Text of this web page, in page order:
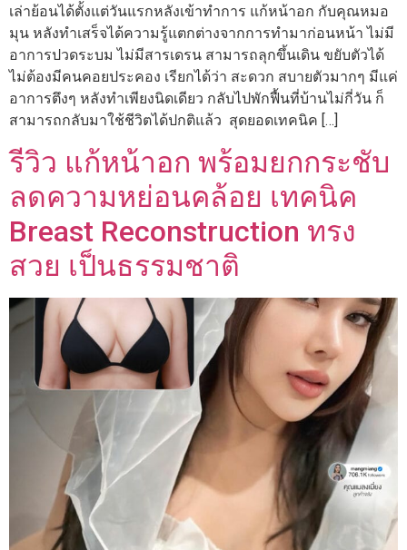
เล่าย้อนได้ตั้งแต่วันแรกหลังเข้าทำการ แก้หน้าอก กับคุณหมอ
มุน หลังทำเสร็จได้ความรู้แตกต่างจากการทำมาก่อนหน้า ไม่มี
อาการปวดระบม ไม่มีสารเดรน สามารถลุกขึ้นเดิน ขยับตัวได้
ไม่ต้องมีคนคอยประคอง เรียกได้ว่า สะดวก สบายตัวมากๆ มีแค่
อาการตึงๆ หลังทำเพียงนิดเดียว กลับไปพักฟื้นที่บ้านไม่กี่วัน ก็
สามารถกลับมาใช้ชีวิตได้ปกติแล้ว สุดยอดเทคนิค […]
รีวิว แก้หน้าอก พร้อมยกกระชับ
ลดความหย่อนคล้อย เทคนิค
Breast Reconstruction ทรง
สวย เป็นธรรมชาติ